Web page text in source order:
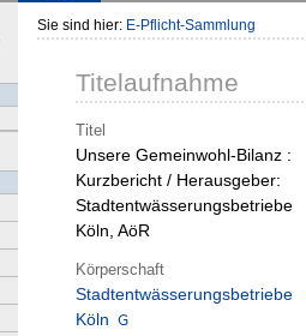
Sie sind hier: E-Pflicht-Sammlung
Titelaufnahme
Titel
Unsere Gemeinwohl-Bilanz :
Kurzbericht / Herausgeber:
Stadtentwässerungsbetriebe
Köln, AöR
Körperschaft
Stadtentwässerungsbetriebe
Köln